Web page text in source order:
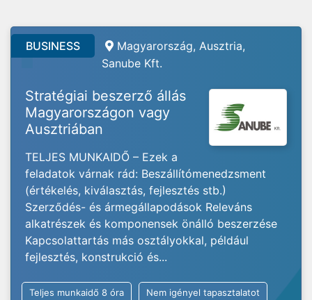
BUSINESS
Magyarország, Ausztria,
Sanube Kft.
Stratégiai beszerző állás
Magyarországon vagy
Ausztriában
TELJES MUNKAIDŐ – Ezek a
feladatok várnak rád: Beszállítómenedzsment
(értékelés, kiválasztás, fejlesztés stb.)
Szerződés- és ármegállapodások Releváns
alkatrészek és komponensek önálló beszerzése
Kapcsolattartás más osztályokkal, például
fejlesztés, konstrukció és...
Teljes munkaidő 8 óra Nem igényel tapasztalatot